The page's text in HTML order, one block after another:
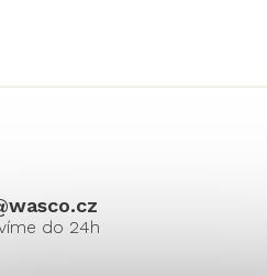
wasco.cz